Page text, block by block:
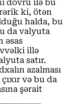
dövrü ilə bu
ki, ötən
halda, bu
da valyuta
əsas
illə
satır.
azalması
və bu da
şərait